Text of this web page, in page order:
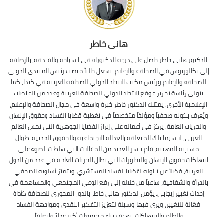
هانى خاطر
الدكتور هاني خاطر حاصل على درجة الدكتوراه في السياحة والفندقة، بالإضافة
إلى بكالوريوس في الصحافة والإعلام. يشغل حالياً منصب رئيس المنتدى الدولى
للصحافة والإعلام ورئيس مكتب الاتحاد الدولي للصحافة العربية في كندا، كما
يتولى رئاسة تحرير موقع الاتحاد الدولي للصحافة العربية وعدد من المنصات
الإعلامية الأخرى. يمتلك الدكتور خاطر خبرة واسعة في مجال الصحافة والإعلام،
ويُعرف بكونه صحفياً ومؤلفاً متخصصاً في تغطية قضايا الفساد وحقوق الإنسان
والحريات العامة. يركز في أعماله على إبراز القضايا الجوهرية التي تمس العالم
العربي، لا سيما تلك المتعلقة بالعدالة الاجتماعية والحقوق المدنية. طوال
مسيرته المهنية، قام بنشر العديد من المقالات التي سلطت الضوء على
انتهاكات حقوق الإنسان والتجاوزات التي تطال الحريات العامة في عدد من الدول
العربية، فضلاً عن تناوله لقضايا الفساد المستشري. ويتميّز أسلوبه الصحفي
بالجرأة والشفافية، ساعياً من خلاله إلى رفع الوعي المجتمعي والمساهمة في
إحداث تغيير إيجابي. يؤمن الدكتور هاني خاطر بالدور المحوري للصحافة كأداة
فعّالة للتغيير، ويرى فيها وسيلة لتعزيز التفكير النقدي ومواجهة الفساد